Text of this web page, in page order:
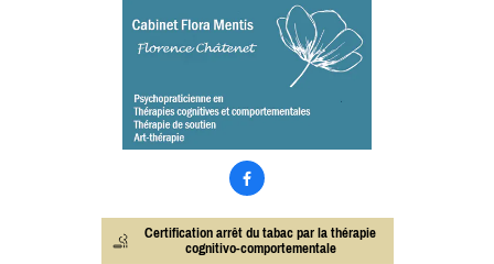

Certification arrêt du tabac par la thérapie
cognitivo-comportementale